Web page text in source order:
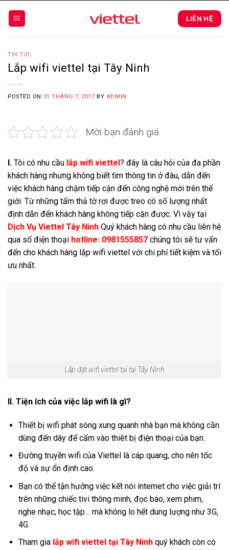
LIÊN HỆ
TIN TỨC
Lắp wifi viettel tại Tây Ninh
POSTED ON 31 THÁNG 7, 2017 BY ADMIN
Mời bạn đánh giá
I. Tôi có nhu cầu lắp wifi viettel? đây là câu hỏi của đa phần
khách hàng nhưng không biết tìm thông tin ở đâu, dẫn đến
việc khách hàng chậm tiếp cận đến công nghệ mới trên thế
giới. Từ những tấm thả tờ rơi được treo có số lượng nhất
định dẫn đến khách hàng không tiếp cận được. Vì vậy tại
Dịch Vụ Viettel Tây Ninh Quý khách hàng có nhu cầu liên hệ
qua số điện thoại hotline: 0981555857 chúng tôi sẽ tư vấn
đến cho khách hàng lắp wifi viettel với chi phí tiết kiệm và tối
ưu nhất.
Lắp đặt wifi viettel tại tại Tây Ninh
II. Tiện ích của việc lắp wifi là gì?
Thiết bị wifi phát sóng xung quanh nhà bạn mà không cần
dùng đến dây để cấm vào thiêt bị điện thoại của bạn.
Đường truyền wifi của Viettel là cáp quang, cho nên tốc
độ và sự ổn định cao.
Bạn có thể tận hưởng việc kết nói internet cho việc giải trí
trên những chiếc tivi thông minh, đọc báo, xem phim,
nghe nhạc, học tập… mà không lo hết dung lượng như 3G,
4G.
Tham gia lắp wifi viettel tại Tây Ninhquý khách còn có